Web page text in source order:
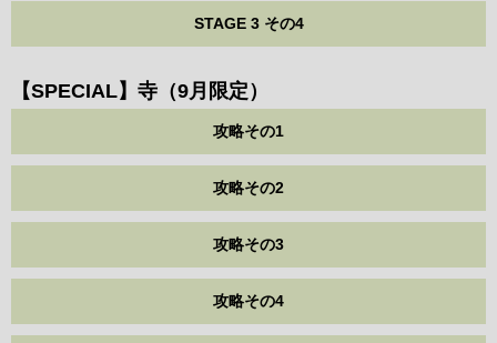
STAGE 3 その4
【SPECIAL】寺（9月限定）
攻略その1
攻略その2
攻略その3
攻略その4